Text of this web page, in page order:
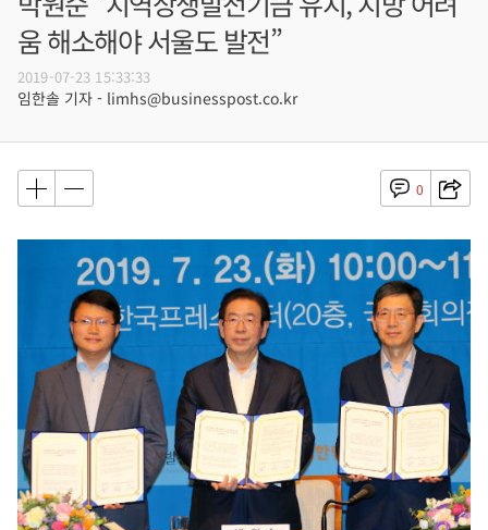
움 해소해야 서울도 발전”
2019-07-23 15:33:33
임한솔 기자 - limhs@businesspost.co.kr
0